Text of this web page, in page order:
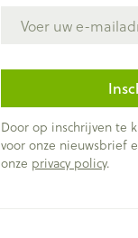
Door op inschrijven te
voor onze nieuwsbrief
onze privacy policy.